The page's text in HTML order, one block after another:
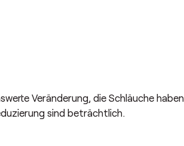
Veränderung, die Schläuche haben
sind beträchtlich.